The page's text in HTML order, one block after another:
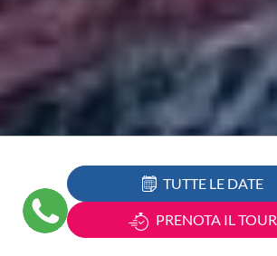
TUTTE LE DATE
PRENOTA IL TOUR